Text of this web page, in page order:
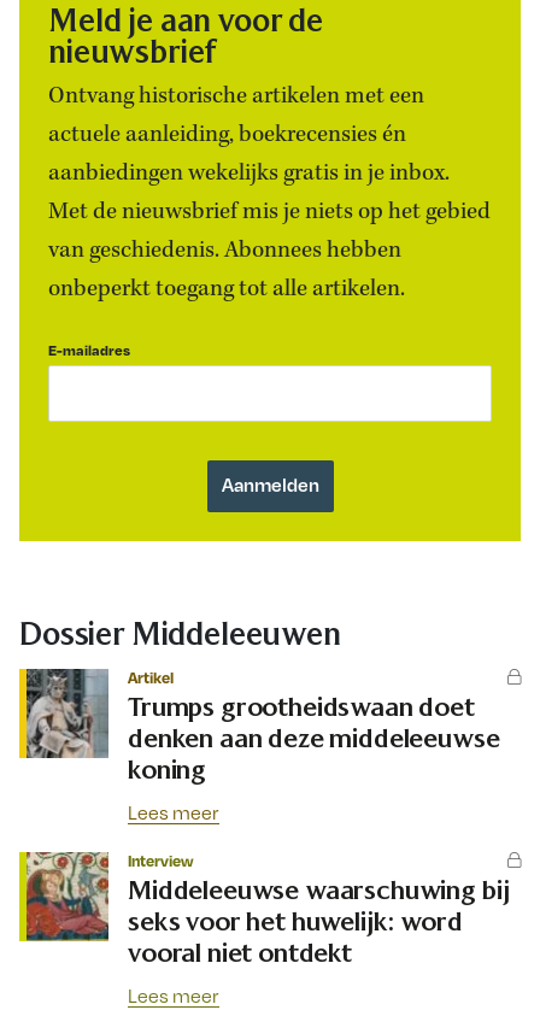
Meld je aan voor de
nieuwsbrief
Ontvang historische artikelen met een
actuele aanleiding, boekrecensies én
aanbiedingen wekelijks gratis in je inbox.
Met de nieuwsbrief mis je niets op het gebied
van geschiedenis. Abonnees hebben
onbeperkt toegang tot alle artikelen.
E-mailadres
Dossier Middeleeuwen
Artikel
Trumps grootheidswaan doet
denken aan deze middeleeuwse
koning
Lees meer
Interview
Middeleeuwse waarschuwing bij
seks voor het huwelijk: word
vooral niet ontdekt
Lees meer